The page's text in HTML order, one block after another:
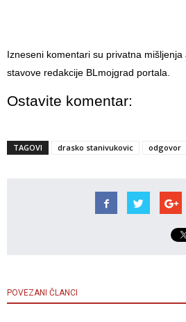
Izneseni komentari su privatna
stavove redakcije BLmojgrad portala.
Ostavite komentar:
TAGOVI drasko stanivukovic odgovor
POVEZANI ČLANCI